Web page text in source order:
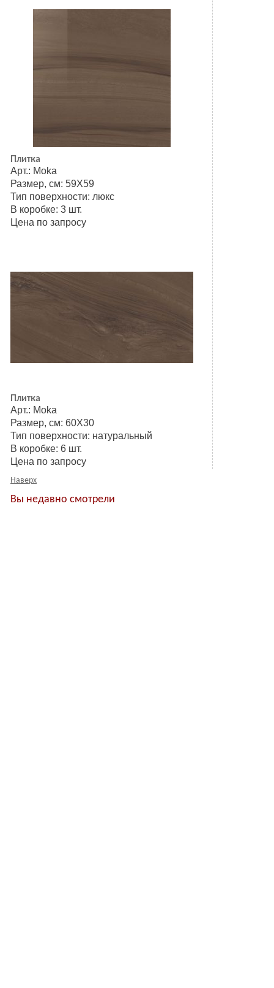
Плитка
Арт.: Moka
Размер, см: 59Х59
Тип поверхности: люкс
В коробке: 3 шт.
Цена по запросу
Плитка
Арт.: Moka
Размер, см: 60Х30
Тип поверхности: натуральный
В коробке: 6 шт.
Цена по запросу
Наверх
Вы недавно смотрели